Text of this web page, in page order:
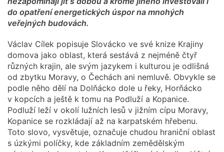
do opatření energetických úspor na mnohých
veřejných budovách.
Václav Cílek popisuje Slovácko ve své knize Krajiny
domova jako oblast, která sestává z nejméně čtyř
různých krajin, ale svým jazykem i kulturou je odlišná
od zbytku Moravy, o Čechách ani nemluvě. Obvykle se
podle něho dělí na Dolňácko dole u řeky, Horňácko
v kopcích a ještě k tomu na Podluží a Kopanice.
Podluží leží v okolí lužních lesů v jižním cípu Moravy,
Kopanice se rozkládají až na karpatském hřebenu.
Toto slovo, vysvětuje, označuje chudou hraniční oblast
s úzkými políčky, kde základním zemědělským